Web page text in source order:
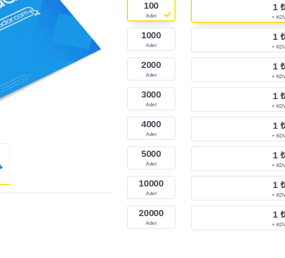
100
Adet
1 ₺
+
1000
Adet
1 ₺
+
2000
Adet
1 ₺
+
3000
Adet
1 ₺
+
4000
Adet
1 ₺
+
5000
Adet
1 ₺
+
10000
Adet
1 ₺
+
20000
Adet
1 ₺
+